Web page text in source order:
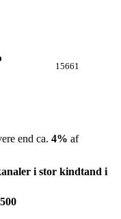
15661
end ca. 4% af
i stor kindtand i